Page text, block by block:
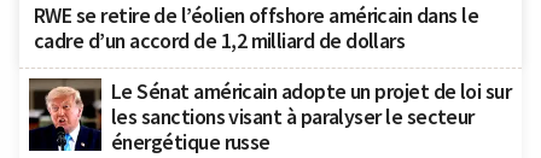
RWE se retire de l’éolien offshore américain dans le
cadre d’un accord de 1,2 milliard de dollars
Le Sénat américain adopte un projet de loi sur
les sanctions visant à paralyser le secteur
énergétique russe